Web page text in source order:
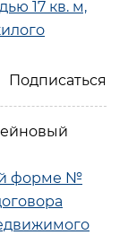
17 кв. м,
форме №